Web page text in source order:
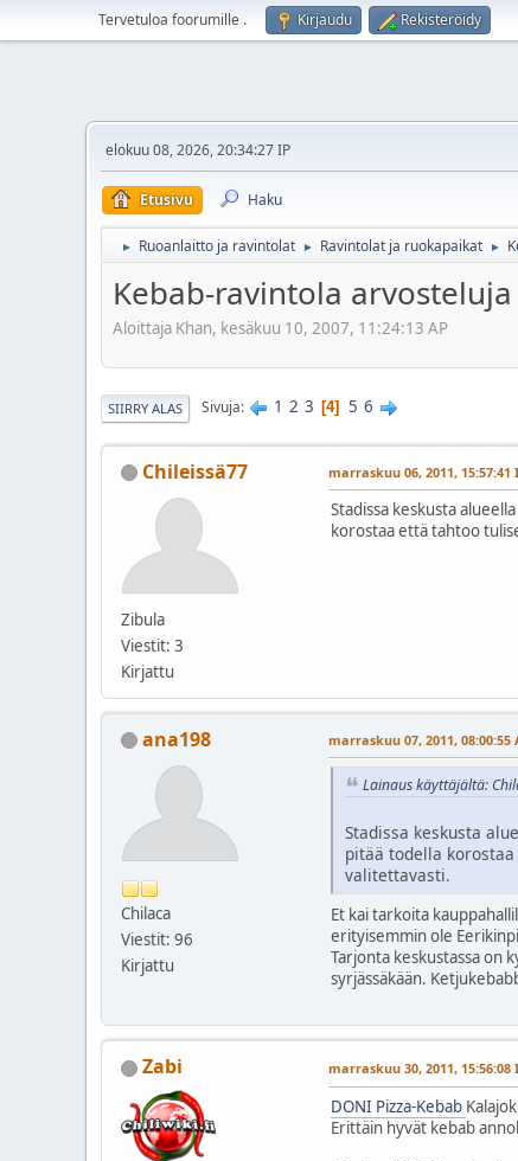
Tervetuloa foorumille . Kirjaudu Rekisteröidy
elokuu 08, 2026, 20:34:27 IP
Etusivu Haku
► Ruoanlaitto ja ravintolat ► Ravintolat ja ruokapaikat ►
Kebab-ravintola arvosteluja
Aloittaja Khan, kesäkuu 10, 2007, 11:24:13 AP
SIIRRY ALAS Sivuja 1 2 3 4 5 6
Chileissä77
Zibula
Viestit: 3
Kirjattu
marraskuu 06, 2011, 15:57:41
Stadissa keskusta
korostaa että tahtoo
ana198
Chilaca
Viestit: 96
Kirjattu
marraskuu 07, 2011, 08:00:55
Lainaus käyttäjältä:
Stadissa keskusta
pitää todella
valitettavasti.
Et kai tarkoita
erityisemmin ole
Tarjonta keskustassa on
syrjässäkään.
Zabi marraskuu 30, 2011, 15:56:08
DONI Pizza-Kebab
Erittäin hyvät kebab